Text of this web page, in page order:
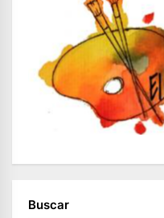
Buscar